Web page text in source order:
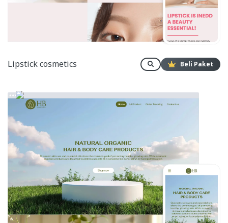
Lipstick cosmetics Beli Paket